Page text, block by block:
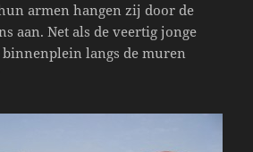
armen hangen zij door de
aan. Net als de veertig jonge
langs de muren